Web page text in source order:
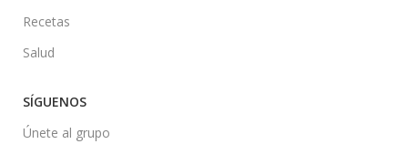
Recetas
Salud
SÍGUENOS
Únete al grupo